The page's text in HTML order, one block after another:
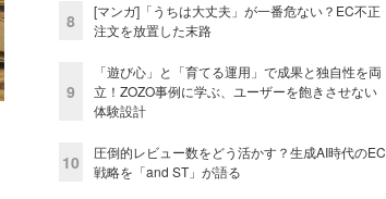
8
[マンガ]「うちは大丈夫」が一番危ない？EC不正
注文を放置した末路
9
「遊び心」と「育てる運用」で成果と独自性を両
立！ZOZO事例に学ぶ、ユーザーを飽きさせない
体験設計
10
圧倒的レビュー数をどう活かす？生成AI時代のEC
戦略を「and ST」が語る